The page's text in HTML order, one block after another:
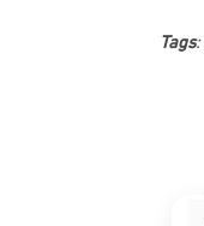
Tags: